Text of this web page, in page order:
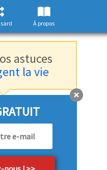
À propos
astuces
la vie